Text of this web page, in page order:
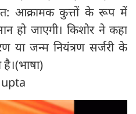
आक्रामक कुत्तों के रूप में
हो जाएगी। किशोर ने कहा
या जन्म नियंत्रण सर्जरी के